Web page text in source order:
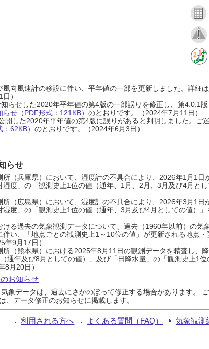
風向風速計の移設に伴い、平年値の一部を更新しました。詳細は
）
らせした2020年平年値の第4版の一部誤りを修正し、第4.0.1
せ（PDF形式：121KB） のとおりです。（2024年7月11日）
開した2020年平年値の第4版に誤りがあると判明しました。ご
62KB） のとおりです。（2024年6月3日）
らせ
所（兵庫県）において、湿度計の不具合により、2026年1月1
度」の「観測史上1位の値（通年、1月、2月、3月及び4月と
所（広島県）において、湿度計の不具合により、2026年3月1
湿度」の「観測史上1位の値（通年、3月及び4月としての値）
ける過去の気象観測データについて、過去（1960年以前）の
伴い、「地点ごとの観測史上1～10位の値」が更新される地点
年9月17日）
所（熊本県）における2025年8月11日の観測データを精査し、
（通年及び8月としての値）」及び「日降水量」の「観測史上1
8月20日）
お知らせ
象データは、過去にさかのぼって修正する場合があります。
、データ修正のお知らせに掲載します。
利用される方へ よくある質問（FAQ） 気象観測